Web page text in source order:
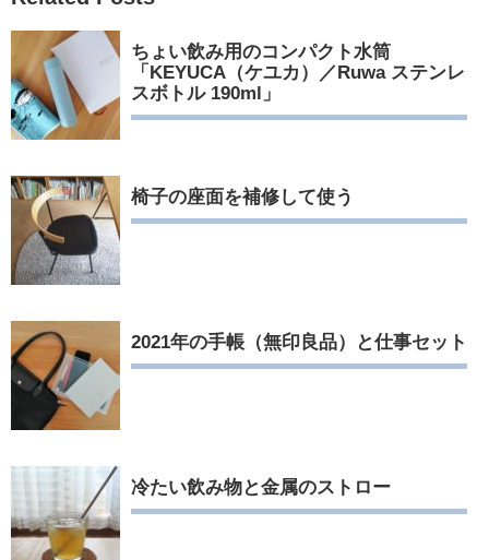
ちょい飲み用のコンパクト水筒
「KEYUCA（ケユカ）／Ruwa ステンレ
スボトル 190ml」
椅子の座面を補修して使う
2021年の手帳（無印良品）と仕事セット
冷たい飲み物と金属のストロー